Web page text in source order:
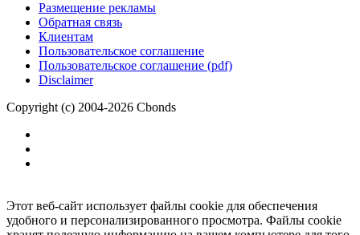
Размещение рекламы
Обратная связь
Клиентам
Пользовательское соглашение
Пользовательское соглашение (pdf)
Disclaimer
Copyright (c) 2004-2026 Cbonds
Этот веб-сайт использует файлы cookie для обеспечения
удобного и персонализированного просмотра. Файлы cookie